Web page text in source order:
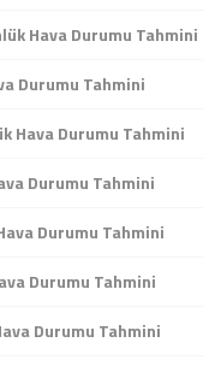
Hava Durumu Tahmini
Durumu Tahmini
Hava Durumu Tahmini
Durumu Tahmini
Durumu Tahmini
Durumu Tahmini
Durumu Tahmini